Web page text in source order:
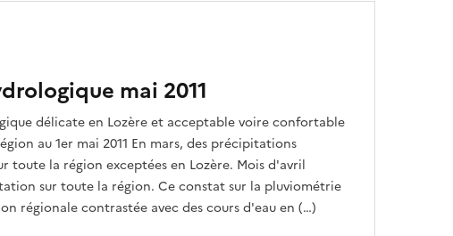
mai 2011
délicate en Lozère et acceptable voire confortable
au 1er mai 2011 En mars, des précipitations
toute la région exceptées en Lozère. Mois d'avril
sur toute la région. Ce constat sur la pluviométrie
régionale contrastée avec des cours d'eau en (…)